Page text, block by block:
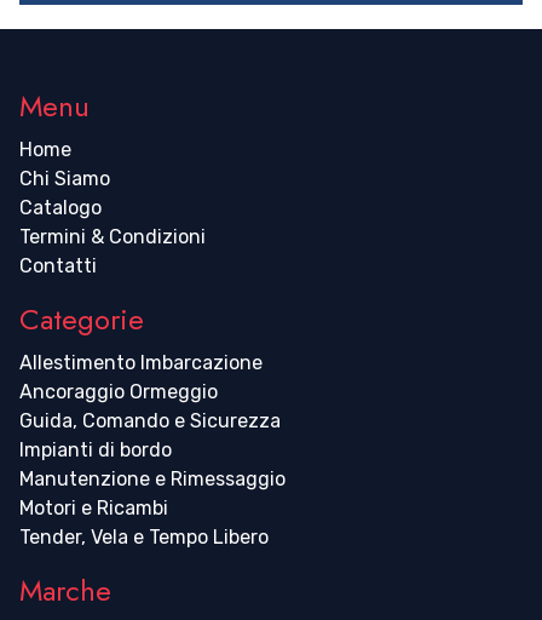
Menu
Home
Chi Siamo
Catalogo
Termini & Condizioni
Contatti
Categorie
Allestimento Imbarcazione
Ancoraggio Ormeggio
Guida, Comando e Sicurezza
Impianti di bordo
Manutenzione e Rimessaggio
Motori e Ricambi
Tender, Vela e Tempo Libero
Marche